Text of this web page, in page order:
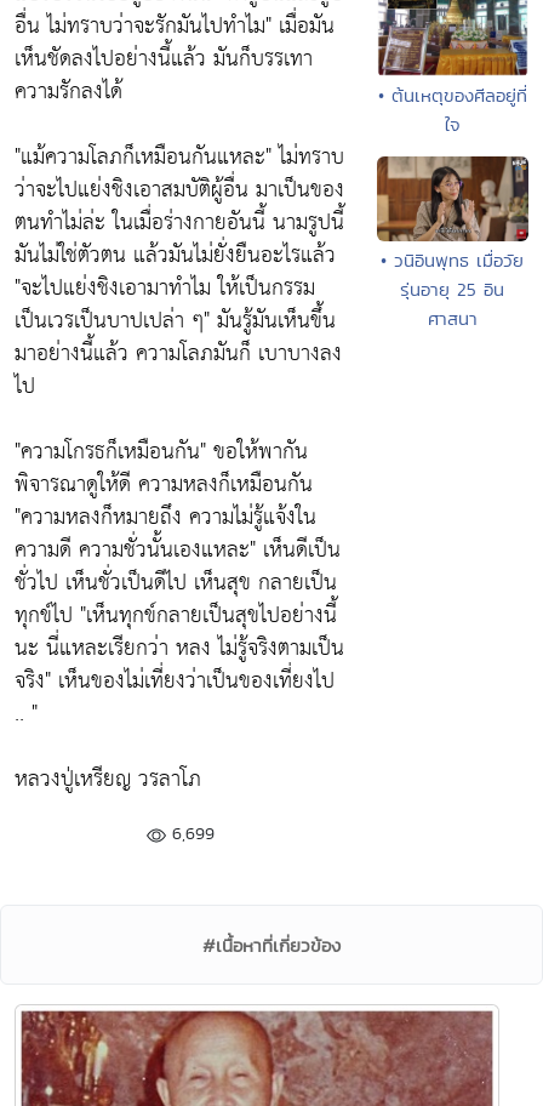
อื่น ไม่ทราบว่าจะรักมันไปทำไม" เมื่อมัน
เห็นชัดลงไปอย่างนี้แล้ว มันก็บรรเทา
ความรักลงได้
"แม้ความโลภก็เหมือนกันแหละ"ไม่ทราบ
ว่าจะไปแย่งชิงเอาสมบัติผู้อื่น มาเป็นของ
ตนทำไม่ล่ะ ในเมื่อร่างกายอันนี้ นามรูปนี้
มันไม่ใช่ตัวตน แล้วมันไม่ยั่งยืนอะไรแล้ว
"จะไปแย่งชิงเอามาทำไม ให้เป็นกรรม
เป็นเวรเป็นบาปเปล่า ๆ"มันรู้มันเห็นขึ้น
มาอย่างนี้แล้ว ความโลภมันก็ เบาบางลง
ไป
"ความโกรธก็เหมือนกัน"ขอให้พากัน
พิจารณาดูให้ดี ความหลงก็เหมือนกัน
"ความหลงก็หมายถึง ความไม่รู้แจ้งใน
ความดี ความชั่วนั้นเองแหละ" เห็นดีเป็น
ชั่วไป เห็นชั่วเป็นดีไป เห็นสุข กลายเป็น
ทุกข์ไป "เห็นทุกข์กลายเป็นสุขไปอย่างนี้
นะ นี่แหละเรียกว่า หลง ไม่รู้จริงตามเป็น
จริง" เห็นของไม่เที่ยงว่าเป็นของเที่ยงไป
.. "
หลวงปู่เหรียญ วรลาโภ
6,699
• ต้นเหตุของศีลอยู่ที่
ใจ
• วนิอินพุทธ เมื่อวัย
รุ่นอายุ 25 อิน
ศาสนา
#เนื้อหาที่เกี่ยวข้อง